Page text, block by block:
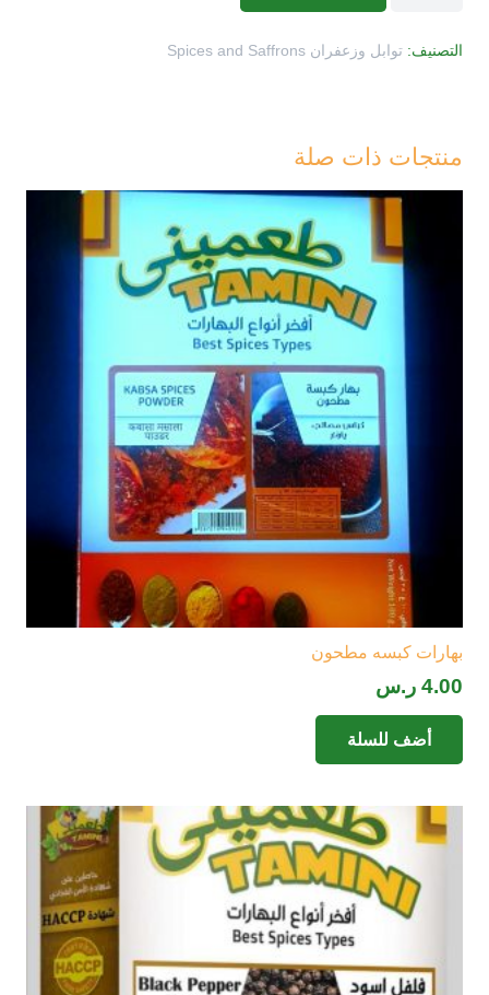
التصنيف: توابل وزعفران Spices and Saffrons
منتجات ذات صلة
بهارات كبسه مطحون
4.00 ر.س
أضف للسلة